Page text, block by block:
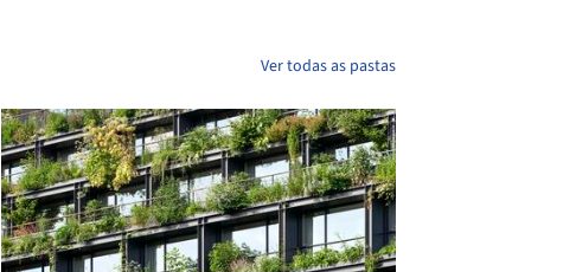
Ver todas as pastas